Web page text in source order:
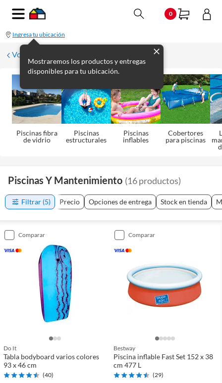
0
Ingresa tu ubicación
Mostraremos los productos y entregas
disponibles para tu ubicación.
Volver a Aire Libre
Piscinas fibra
de vidrio
Piscinas
estructurales
Piscinas
inflables
Cobertores
para piscinas
Piscinas Y Mantenimiento (16productos)
Filtrar (5) Precio Opciones de entrega Stock en tienda
comparar
Do It
Tabla bodyboard varios colores
93 x 46 cm
(40)
comparar
Bestway
Piscina inflable Fast Set 152 x 38
cm 477 L
(29)